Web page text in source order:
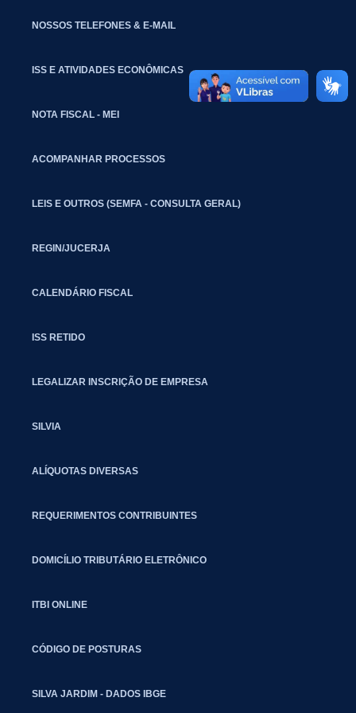
NOSSOS TELEFONES & E-MAIL
ISS E ATIVIDADES ECONÔMICAS
NOTA FISCAL - MEI
ACOMPANHAR PROCESSOS
LEIS E OUTROS (SEMFA - CONSULTA GERAL)
REGIN/JUCERJA
CALENDÁRIO FISCAL
ISS RETIDO
LEGALIZAR INSCRIÇÃO DE EMPRESA
SILVIA
ALÍQUOTAS DIVERSAS
REQUERIMENTOS CONTRIBUINTES
DOMICÍLIO TRIBUTÁRIO ELETRÔNICO
ITBI ONLINE
CÓDIGO DE POSTURAS
SILVA JARDIM - DADOS IBGE